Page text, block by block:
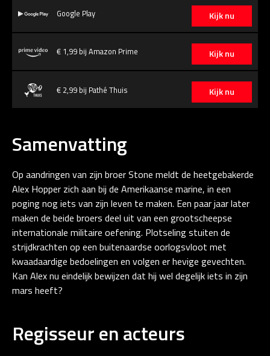
Kijk nu
Google Play
Kijk nu
€ 1,99 bij Amazon Prime
Kijk nu
€ 2,99 bij Pathé Thuis
Samenvatting
Op aandringen van zijn broer Stone meldt de heetgebakerde
Alex Hopper zich aan bij de Amerikaanse marine, in een
poging nog iets van zijn leven te maken. Een paar jaar later
maken de beide broers deel uit van een grootscheepse
internationale militaire oefening. Plotseling stuiten de
strijdkrachten op een buitenaardse oorlogsvloot met
kwaadaardige bedoelingen en volgen er hevige gevechten.
Kan Alex nu eindelijk bewijzen dat hij wel degelijk iets in zijn
mars heeft?
Regisseur en acteurs